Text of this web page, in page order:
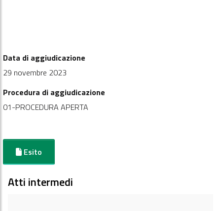
Data di aggiudicazione
29 novembre 2023
Procedura di aggiudicazione
01-PROCEDURA APERTA
Esito
Atti intermedi